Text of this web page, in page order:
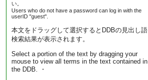
い。
Users who do not have a password can log in with the
userID "guest".
本文をドラッグして選択するとDDBの見出し語
検索結果が表示されます。
Select a portion of the text by dragging your
mouse to view all terms in the text contained in
the DDB. ・